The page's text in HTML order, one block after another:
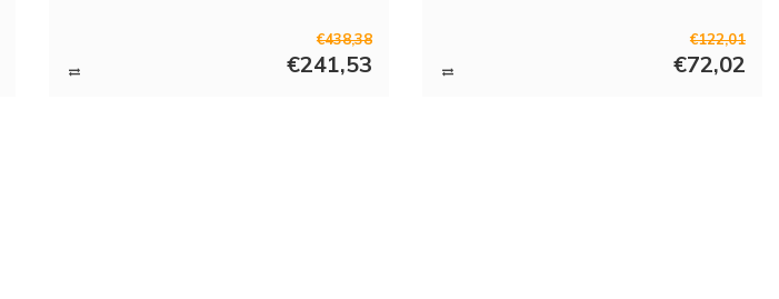
€438,38
€241,53
€122,01
€72,02